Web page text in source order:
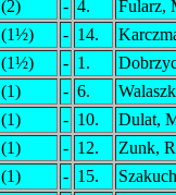
(2) - 4.
Fularz,
(1½) - 14.
(1½) - 1.
(1) - 6.
(1) - 10.
Dulat,
(1) - 12.
Zunk,
(1) - 15.